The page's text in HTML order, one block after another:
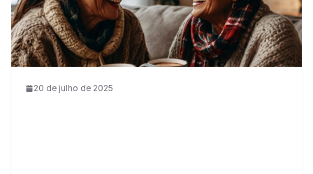
20 de julho de 2025